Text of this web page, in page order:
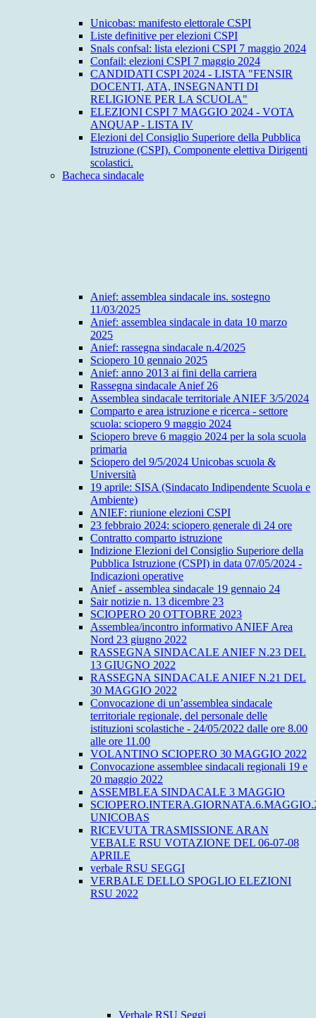
Unicobas: manifesto elettorale CSPI
Liste definitive per elezioni CSPI
Snals confsal: lista elezioni CSPI 7 maggio 2024
Confail: elezioni CSPI 7 maggio 2024
CANDIDATI CSPI 2024 - LISTA "FENSIR
DOCENTI, ATA, INSEGNANTI DI
RELIGIONE PER LA SCUOLA"
ELEZIONI CSPI 7 MAGGIO 2024 - VOTA
ANQUAP - LISTA IV
Elezioni del Consiglio Superiore della Pubblica
Istruzione (CSPI). Componente elettiva Dirigenti
scolastici.
Bacheca sindacale
Anief: assemblea sindacale ins. sostegno
11/03/2025
Anief: assemblea sindacale in data 10 marzo
2025
Anief: rassegna sindacale n.4/2025
Sciopero 10 gennaio 2025
Anief: anno 2013 ai fini della carriera
Rassegna sindacale Anief 26
Assemblea sindacale territoriale ANIEF 3/5/2024
Comparto e area istruzione e ricerca - settore
scuola: sciopero 9 maggio 2024
Sciopero breve 6 maggio 2024 per la sola scuola
primaria
Sciopero del 9/5/2024 Unicobas scuola &
Università
19 aprile: SISA (Sindacato Indipendente Scuola e
Ambiente)
ANIEF: riunione elezioni CSPI
23 febbraio 2024: sciopero generale di 24 ore
Contratto comparto istruzione
Indizione Elezioni del Consiglio Superiore della
Pubblica Istruzione (CSPI) in data 07/05/2024 -
Indicazioni operative
Anief - assemblea sindacale 19 gennaio 24
Sair notizie n. 13 dicembre 23
SCIOPERO 20 OTTOBRE 2023
Assemblea/incontro informativo ANIEF Area
Nord 23 giugno 2022
RASSEGNA SINDACALE ANIEF N.23 DEL
13 GIUGNO 2022
RASSEGNA SINDACALE ANIEF N.21 DEL
30 MAGGIO 2022
Convocazione di un’assemblea sindacale
territoriale regionale, del personale delle
istituzioni scolastiche - 24/05/2022 dalle ore 8.00
alle ore 11.00
VOLANTINO SCIOPERO 30 MAGGIO 2022
Convocazione assemblee sindacali regionali 19 e
20 maggio 2022
ASSEMBLEA SINDACALE 3 MAGGIO
UNICOBAS
RICEVUTA TRASMISSIONE ARAN
VEBALE RSU VOTAZIONE DEL 06-07-08
APRILE
verbale RSU SEGGI
VERBALE DELLO SPOGLIO ELEZIONI
RSU 2022
Verbale RSU Seggi